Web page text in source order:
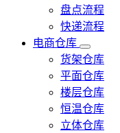
盘点流程
快递流程
电商仓库
货架仓库
平面仓库
楼层仓库
恒温仓库
立体仓库